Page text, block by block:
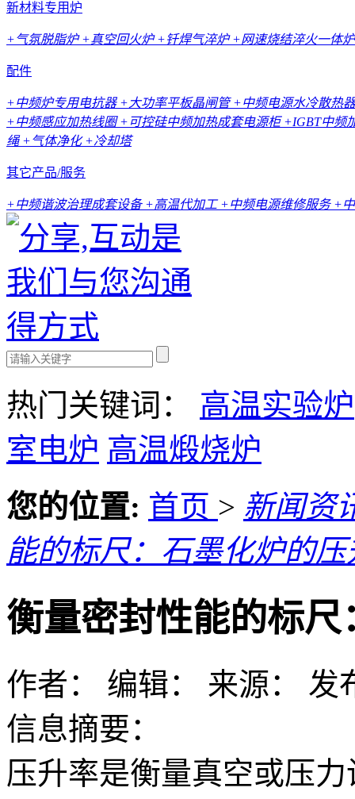
新材料专用炉
+气氛脱脂炉+真空回火炉+钎焊气淬炉+网速烧结淬火一体炉
配件
+中频炉专用电抗器 +大功率平板晶闸管+中频电源水冷散热
+中频感应加热线圈+可控硅中频加热成套电源柜+IGBT中频
绳 +气体净化+冷却塔
其它产品/服务
+中频谐波治理成套设备 +高温代加工+中频电源维修服务 +
热门关键词： 高温实验炉
室电炉 高温煅烧炉
您的位置: 首页 > 新闻资
能的标尺：石墨化炉的
衡量密封性能的标
作者： 编辑： 来源： 发
信息摘要：
压升率是衡量真空或压